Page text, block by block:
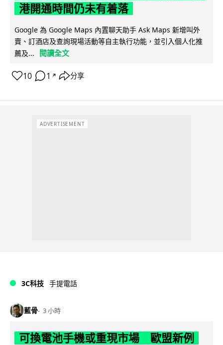
港開通時間仍未有着落
Google 為 Google Maps 內置聊天助手 Ask Maps 新增叫外
賣、訂酒店及查詢現場活動等自主執行功能，並引入個人化推
薦及...
閱讀全文
10 1 ↗ 分享
ADVERTISEMENT
3C科技 手提電話
藍骨 3 小時
可換電池手機或重現市場 歐盟新例